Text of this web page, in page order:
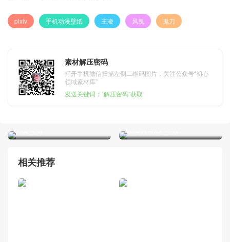
pixiv 手机动漫壁纸 王凌 风曳 鬼刀
素材解压密码
打开手机微信扫描左侧二维码图片，关注公众号“初心
领域素材库”
发送关键词：“解压密码”获取
动漫壁纸
滨结衣 动漫壁纸
相关推荐